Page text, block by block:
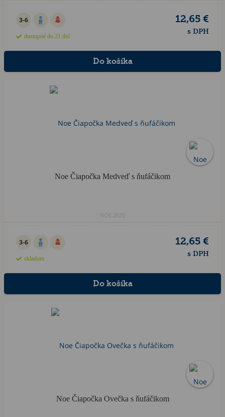
3-6
dostupné do 21 dní
12,65 €
s DPH
Noe Čiapočka Medveď s ňufáčikom
NOE.2620
3-6
skladom
12,65 €
s DPH
Noe Čiapočka Ovečka s ňufáčikom